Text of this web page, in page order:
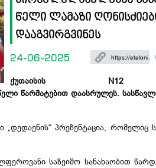
წელი ლამაზი
დააგვირგვინეს
24-06-2025
ქუთაისის N12
წარმატებით დაასრულეს.
„დედაენის“ პრეზენტაცია, რომელიც
საზეიმო სანახაობით